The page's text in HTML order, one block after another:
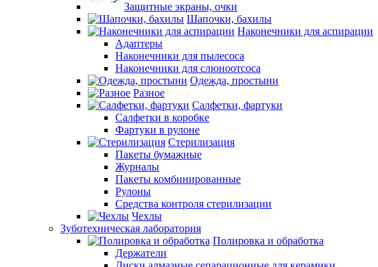
Защитные экраны, очки
Шапочки, бахилы
Наконечники для аспирации
Адаптеры
Наконечники для пылесоса
Наконечники для слюноотсоса
Одежда, простыни
Разное
Салфетки, фартуки
Салфетки в коробке
Фартуки в рулоне
Стерилизация
Пакеты бумажные
Журналы
Пакеты комбинированные
Рулоны
Средства контроля стерилизации
Чехлы
Зуботехническая лаборатория
Полировка и обработка
Держатели